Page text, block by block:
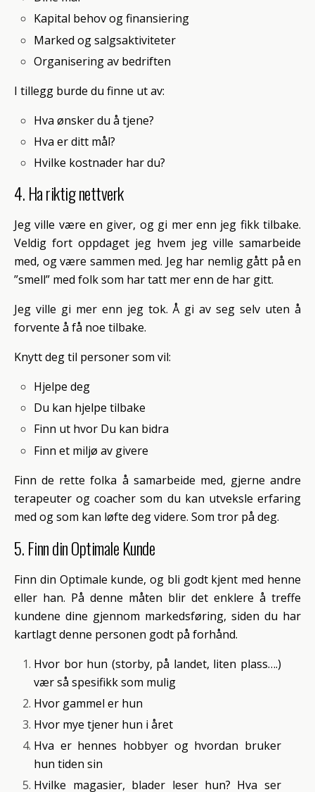
Kapital behov og finansiering
Marked og salgsaktiviteter
Organisering av bedriften
I tillegg burde du finne ut av:
Hva ønsker du å tjene?
Hva er ditt mål?
Hvilke kostnader har du?
4. Ha riktig nettverk
Jeg ville være en giver, og gi mer enn jeg fikk tilbake.
Veldig fort oppdaget jeg hvem jeg ville samarbeide
med, og være sammen med. Jeg har nemlig gått på en
”smell” med folk som har tatt mer enn de har gitt.
Jeg ville gi mer enn jeg tok. Å gi av seg selv uten å
forvente å få noe tilbake.
Knytt deg til personer som vil:
Hjelpe deg
Du kan hjelpe tilbake
Finn ut hvor Du kan bidra
Finn et miljø av givere
Finn de rette folka å samarbeide med, gjerne andre
terapeuter og coacher som du kan utveksle erfaring
med og som kan løfte deg videre. Som tror på deg.
5. Finn din Optimale Kunde
Finn din Optimale kunde, og bli godt kjent med henne
eller han. På denne måten blir det enklere å treffe
kundene dine gjennom markedsføring, siden du har
kartlagt denne personen godt på forhånd.
Hvor bor hun (storby, på landet, liten plass….)
vær så spesifikk som mulig
Hvor gammel er hun
Hvor mye tjener hun i året
Hva er hennes hobbyer og hvordan bruker
hun tiden sin
Hvilke magasier, blader leser hun? Hva ser